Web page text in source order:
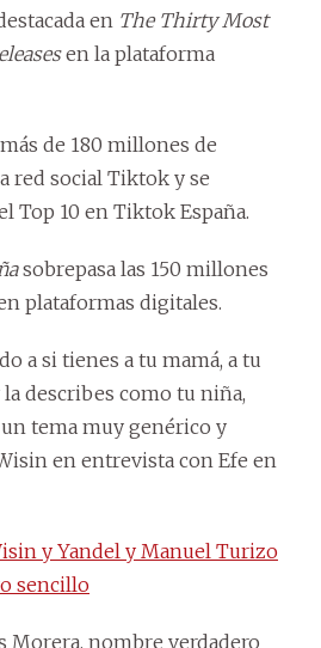
en The Thirty Most
en la plataforma
de 180 millones de
red social Tiktok y se
Top 10 en Tiktok España.
sobrepasa las 150 millones
plataformas digitales.
a si tienes a tu mamá, a tu
describes como tu niña,
un tema muy genérico y
en entrevista con Efe en
y Yandel y Manuel Turizo
sencillo
Morera, nombre verdadero